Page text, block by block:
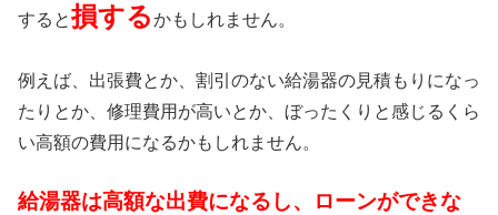
すると損するかもしれません。
例えば、出張費とか、割引のない給湯器の見積もりになっ
たりとか、修理費用が高いとか、ぼったくりと感じるくら
い高額の費用になるかもしれません。
給湯器は高額な出費になるし、ローンができな